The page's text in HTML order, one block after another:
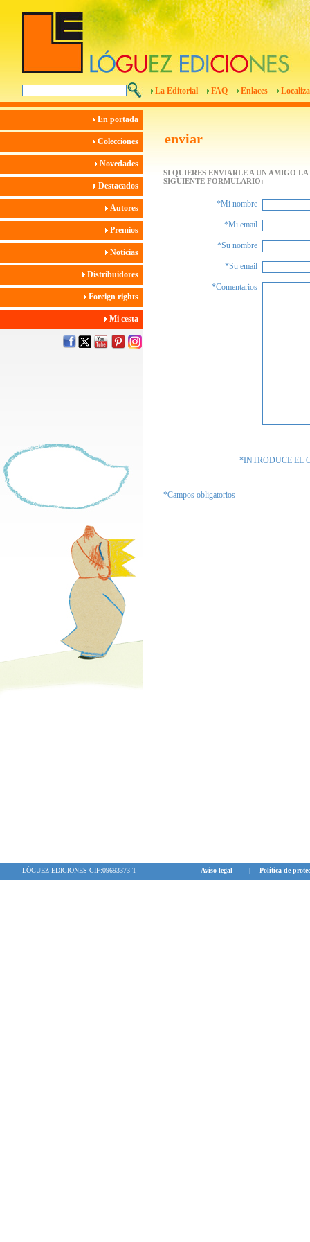
La Editorial FAQ Enlaces
En portada
Colecciones
Novedades
Destacados
Autores
Premios
Noticias
Distribuidores
Foreign rights
Mi cesta
enviar
SI QUIERES ENVIARLE A UN AMIGO
SIGUIENTE FORMULARIO:
*Mi nombre
*Mi email
*Su nombre
*Su email
*Comentarios
*INTRODUCE EL
*Campos obligatorios
LÓGUEZ EDICIONES CIF:09693373-T Aviso legal | Política de